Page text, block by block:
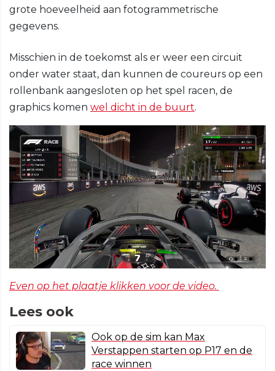
grote hoeveelheid aan fotogrammetrische
gegevens.
Misschien in de toekomst als er weer een circuit
onder water staat, dan kunnen de coureurs op een
rollenbank aangesloten op het spel racen, de
graphics komen wel dicht in de buurt.
Even op het plaatje klikken voor de video.
Lees ook
Ook op de sim kan Max
Verstappen starten op P17 en de
race winnen